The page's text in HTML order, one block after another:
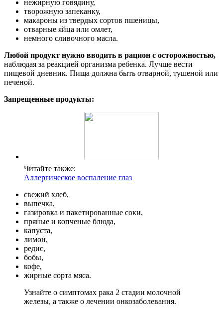
нежирную говядину,
творожную запеканку,
макароны из твердых сортов пшеницы,
отварные яйца или омлет,
немного сливочного масла.
Любой продукт нужно вводить в рацион с осторожностью,
наблюдая за реакцией организма ребенка. Лучше вести
пищевой дневник. Пища должна быть отварной, тушеной или
печеной.
Запрещенные продукты:
Читайте также:
Аллергическое воспаление глаз
свежий хлеб,
выпечка,
газировка и пакетированные соки,
пряные и копченые блюда,
капуста,
лимон,
редис,
бобы,
кофе,
жирные сорта мяса.
Узнайте о симптомах рака 2 стадии молочной
железы, а также о лечении онкозаболевания.